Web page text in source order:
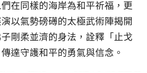
在同樣的海岸為和平祈福，更
以氣勢磅礡的太極武術陣揭開
剛柔並濟的身法，詮釋「止戈
達守護和平的勇氣與信念。